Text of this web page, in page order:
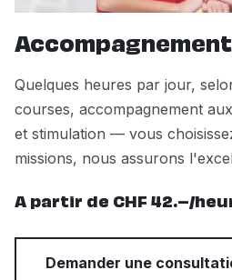
Quelques heures par jour,
courses, accompagnement
et stimulation — vous
missions, nous assurons
A partir de CHF 42.–/
Demander une